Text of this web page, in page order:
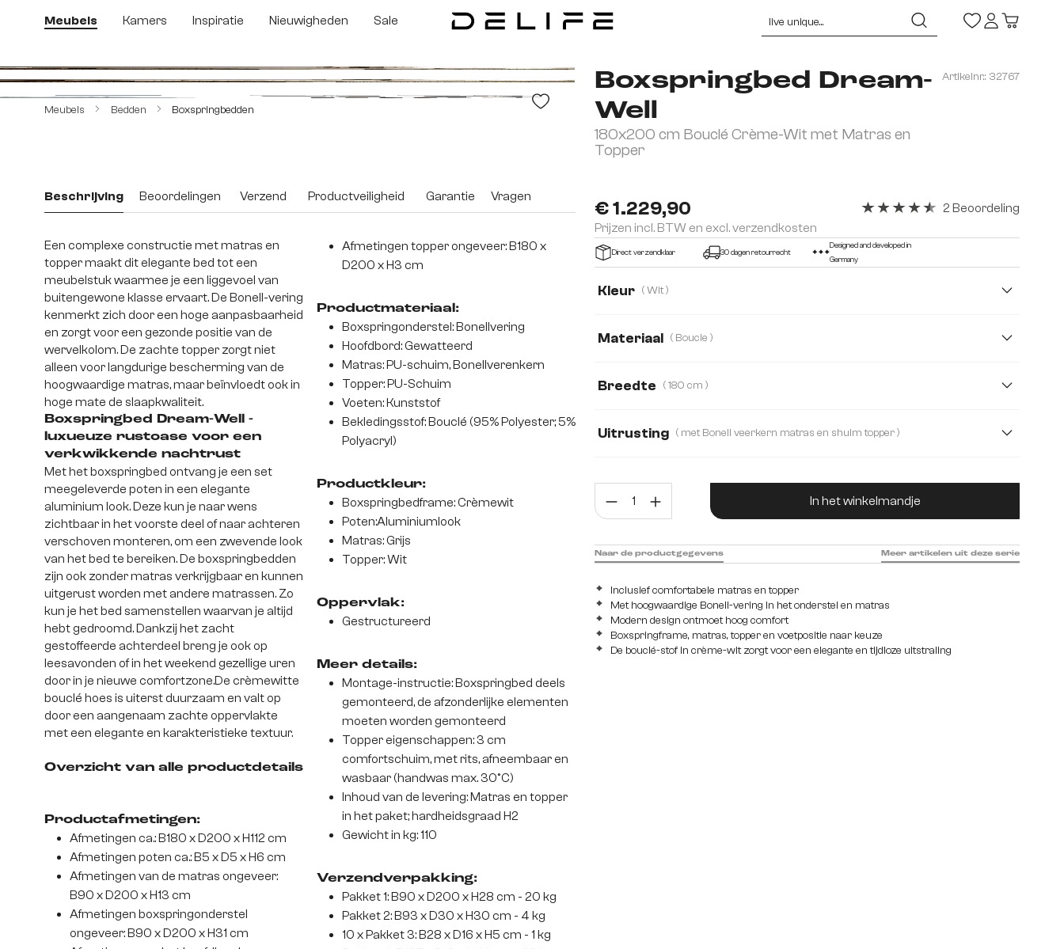
naar de hoofdinhoud
Ga naar de zoekopdracht
Ga naar de hoofdnavigatie
Meubels Kamers Inspiratie Nieuwigheden Sale
Meubels Bedden Boxspringbedden
Boxspringbed Dream-
Well
180x200 cm Bouclé Crème-Wit met Matras en
Topper
Artikelnr.: 32767
€ 1.229,90
Prijzen incl. BTW en excl. verzendkosten
2 Beoordeling
Direct verzendklaar 30 dagen retourrecht
Designed and developed in
Germany
Kleur ( Wit )
Materiaal ( Boucle )
Breedte ( 180 cm )
Uitrusting ( met Bonell veerkern matras en shuim topper )
met pocketveren matras H2/H3 en Visco topper
Producthoeveelheid: Voer de gewenste
In het winkelmandje
Inclusief comfortabele matras en topper
Met hoogwaardige Bonell-vering in het onderstel en matras
Modern design ontmoet hoog comfort
Boxspringframe, matras, topper en voetpositie naar keuze
De bouclé-stof in crème-wit zorgt voor een elegante en tijdloze uitstraling
Naar de productgegevens Meer artikelen uit deze serie
Beschrijving Beoordelingen Verzend Productveiligheid Garantie Vragen
Een complexe constructie met matras en
topper maakt dit elegante bed tot een
meubelstuk waarmee je een liggevoel van
buitengewone klasse ervaart. De Bonell-vering
kenmerkt zich door een hoge aanpasbaarheid
en zorgt voor een gezonde positie van de
wervelkolom. De zachte topper zorgt niet
alleen voor langdurige bescherming van de
hoogwaardige matras, maar beïnvloedt ook in
hoge mate de slaapkwaliteit.
Boxspringbed Dream-Well -
luxueuze rustoase voor een
verkwikkende nachtrust
Met het boxspringbed ontvang je een set
meegeleverde poten in een elegante
aluminium look. Deze kun je naar wens
zichtbaar in het voorste deel of naar achteren
verschoven monteren, om een zwevende look
van het bed te bereiken. De boxspringbedden
zijn ook zonder matras verkrijgbaar en kunnen
uitgerust worden met andere matrassen. Zo
kun je het bed samenstellen waarvan je altijd
hebt gedroomd. Dankzij het zacht
gestoffeerde achterdeel breng je ook op
leesavonden of in het weekend gezellige uren
door in je nieuwe comfortzone.De crèmewitte
bouclé hoes is uiterst duurzaam en valt op
door een aangenaam zachte oppervlakte
met een elegante en karakteristieke textuur.
Overzicht van alle productdetails
Productafmetingen:
Afmetingen ca.: B180 x D200 x H112 cm
Afmetingen poten ca.: B5 x D5 x H6 cm
Afmetingen van de matras ongeveer:
B90 x D200 x H13 cm
Afmetingen boxspringonderstel
ongeveer: B90 x D200 x H31 cm
Afmetingen topper ongeveer: B180 x
D200 x H3 cm
Productmateriaal:
Boxspringonderstel: Bonellvering
Hoofdbord: Gewatteerd
Matras: PU-schuim, Bonellverenkern
Topper: PU-Schuim
Voeten: Kunststof
Bekledingsstof: Bouclé (95% Polyester; 5%
Polyacryl)
Productkleur:
Boxspringbedframe: Crèmewit
Poten:Aluminiumlook
Matras: Grijs
Topper: Wit
Oppervlak:
Gestructureerd
Meer details:
Montage-instructie: Boxspringbed deels
gemonteerd, de afzonderlijke elementen
moeten worden gemonteerd
Topper eigenschappen: 3 cm
comfortschuim, met rits, afneembaar en
wasbaar (handwas max. 30°C)
Inhoud van de levering: Matras en topper
in het paket; hardheidsgraad H2
Gewicht in kg: 110
Verzendverpakking:
Pakket 1: B90 x D200 x H28 cm - 20 kg
Pakket 2: B93 x D30 x H30 cm - 4 kg
10 x Pakket 3: B28 x D16 x H5 cm - 1 kg